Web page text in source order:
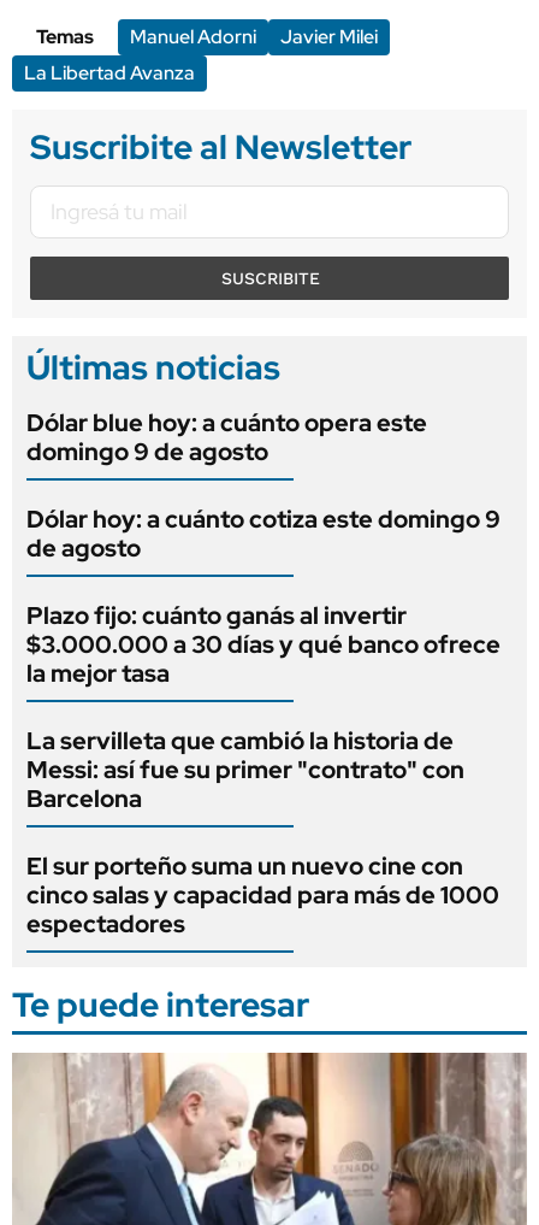
Temas
Manuel Adorni
Javier Milei
La Libertad Avanza
Suscribite al Newsletter
SUSCRIBITE
Últimas noticias
Dólar blue hoy: a cuánto opera este
domingo 9 de agosto
Dólar hoy: a cuánto cotiza este domingo 9
de agosto
Plazo fijo: cuánto ganás al invertir
$3.000.000 a 30 días y qué banco ofrece
la mejor tasa
La servilleta que cambió la historia de
Messi: así fue su primer "contrato" con
Barcelona
El sur porteño suma un nuevo cine con
cinco salas y capacidad para más de 1000
espectadores
Te puede interesar